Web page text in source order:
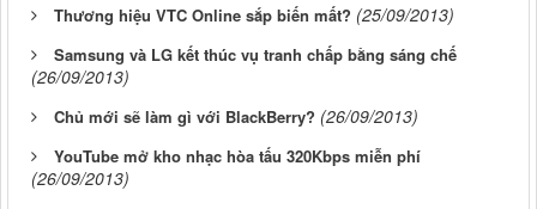
Thương hiệu VTC Online sắp biến mất? (25/09/2013)
Samsung và LG kết thúc vụ tranh chấp bằng sáng chế
(26/09/2013)
Chủ mới sẽ làm gì với BlackBerry? (26/09/2013)
YouTube mở kho nhạc hòa tấu 320Kbps miễn phí
(26/09/2013)